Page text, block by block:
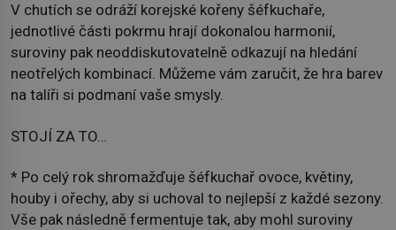
V chutích se odráží korejské kořeny šéfkuchaře,
jednotlivé části pokrmu hrají dokonalou harmonií,
suroviny pak neoddiskutovatelně odkazují na hledání
neotřelých kombinací. Můžeme vám zaručit, že hra barev
na talíři si podmaní vaše smysly.
STOJÍ ZA TO…
* Po celý rok shromažďuje šéfkuchař ovoce, květiny,
houby i ořechy, aby si uchoval to nejlepší z každé sezony.
Vše pak následně fermentuje tak, aby mohl suroviny